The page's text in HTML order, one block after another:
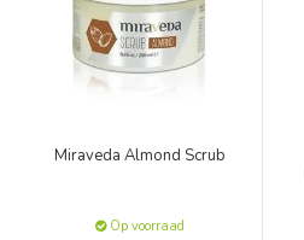
Miraveda Almond Scrub
Op voorraad